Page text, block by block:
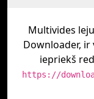
Multivides
Downloader,
iepriekš
https://